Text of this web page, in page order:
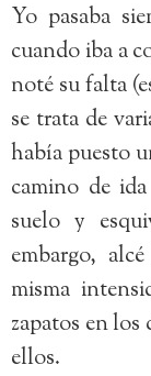
Yo pasaba
cuando iba a
noté su falta
se trata de
había puesto
camino de
suelo y
embargo,
misma
zapatos en los
ellos.